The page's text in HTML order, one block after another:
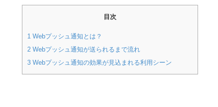
目次
1Webプッシュ通知とは？
2Webプッシュ通知が送られるまで流れ
3Webプッシュ通知の効果が見込まれる利用シーン